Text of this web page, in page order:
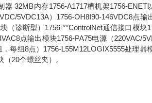
器 32MB内存1756-A1717槽机架1756-ENET
5VDC13A）1756-OH8I90-146VDC8点输
（诊断型）1756-**ControlNet通信接口模块
点输出模块1756-PA75电源（220VAC/
每组8点）1756-L55M12LOGIX5555处理器
20个螺丝夹）。